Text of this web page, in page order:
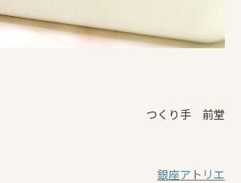
つくり手 前堂
銀座アトリエ